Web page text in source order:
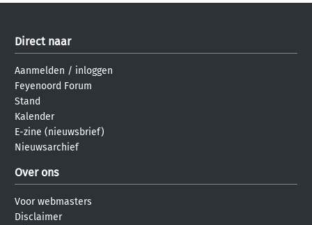
Direct naar
Aanmelden / inloggen
Feyenoord Forum
Stand
Kalender
E-zine (nieuwsbrief)
Nieuwsarchief
Over ons
Voor webmasters
Disclaimer